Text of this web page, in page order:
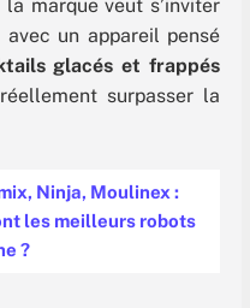
marque veut s’inviter
un appareil pensé
glacés et frappés
surpasser la
Ninja, Moulinex :
les meilleurs robots
?